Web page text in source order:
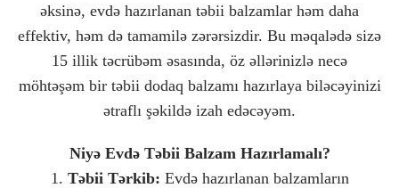
əksinə, evdə hazırlanan təbii balzamlar həm daha
effektiv, həm də tamamilə zərərsizdir. Bu məqalədə sizə
15 illik təcrübəm əsasında, öz əllərinizlə necə
möhtəşəm bir təbii dodaq balzamı hazırlaya biləcəyinizi
ətraflı şəkildə izah edəcəyəm.
Niyə Evdə Təbii Balzam Hazırlamalı?
1. Təbii Tərkib: Evdə hazırlanan balzamların